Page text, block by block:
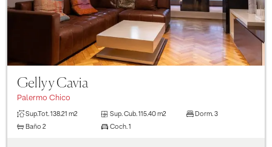
Gelly y Cavia
Palermo Chico
Sup.Tot. 138.21 m2 Sup. Cub. 115.40 m2 Dorm. 3
Baño 2 Coch. 1